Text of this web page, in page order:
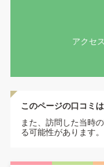
アクセス
このページの口コミ
また、訪問した当時
る可能性があります。